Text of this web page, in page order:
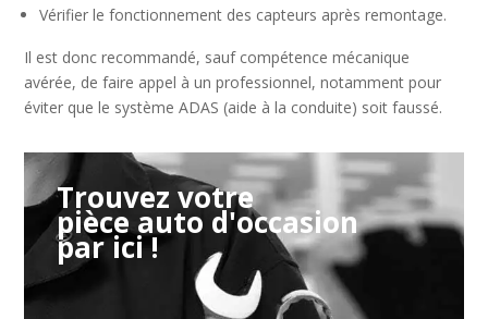
Vérifier le fonctionnement des capteurs après remontage.
Il est donc recommandé, sauf compétence mécanique
avérée, de faire appel à un professionnel, notamment pour
éviter que le système ADAS (aide à la conduite) soit faussé.
Trouvez votre
pièce auto d'occasion
par ici !